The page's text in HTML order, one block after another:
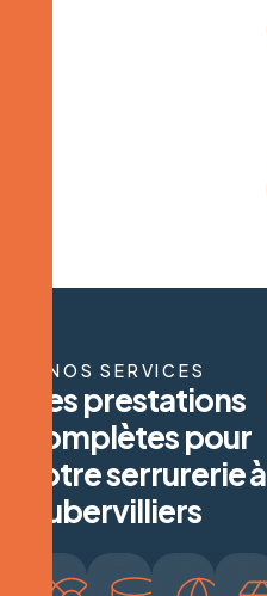
NOS SERVICES
esprestations
omplètespour
otreserrurerieà
ubervilliers